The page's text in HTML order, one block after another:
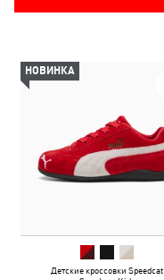
НОВИНКА
Детские кроссовки Speedcat